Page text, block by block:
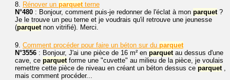
8. Rénover un parquetterne
N°480 : Bonjour, comment puis-je redonner de l'éclat à mon parquet?
Je le trouve un peu terne et je voudrais qu'il retrouve une jeunesse
(parquetnon vitrifié). Merci.
9. Comment procéder pour faire un béton sur du parquet
N°3556 : Bonjour, J'ai une pièce de 16 m² en parquetau dessus d'une
cave, ce parquetforme une "cuvette" au milieu de la pièce, je voulais
remettre cette pièce de niveau en créant un béton dessus ce parquet,
mais comment procéder...